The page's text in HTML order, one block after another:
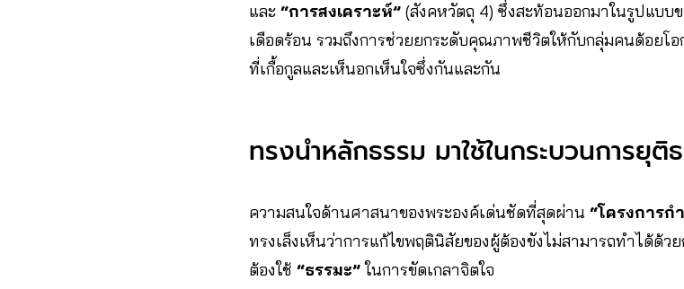
และ “การสงเคราะห์” (สังคหวัตถุ 4) ซึ่งสะท้อนออกมาในรูปแบบ
เดือดร้อน รวมถึงการช่วยยกระดับคุณภาพชีวิตให้กับกลุ่มคนด้อยโอ
ที่เกื้อกูลและเห็นอกเห็นใจซึ่งกันและกัน
ทรงนำหลักธรรม มาใช้ในกระบวนการยุติ
ความสนใจด้านศาสนาของพระองค์เด่นชัดที่สุดผ่าน “โครงการก
ทรงเล็งเห็นว่าการแก้ไขพฤตินิสัยของผู้ต้องขังไม่สามารถทำได้ด้ว
ต้องใช้ “ธรรมะ”ในการขัดเกลาจิตใจ